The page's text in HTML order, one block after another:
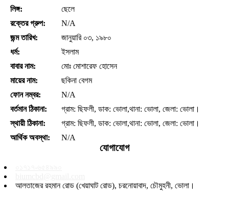
লিঙ্গ:
ছেলে
রক্তের গ্রুপ:
N/A
জন্ম তারিখ:
জানুয়ারি ০৩, ১৯৮০
ধর্ম:
ইসলাম
বাবার নাম:
মোঃ মোশারেফ হোসেন
মায়ের নাম:
ছকিনা বেগম
ফোন নম্বর:
N/A
বর্তমান ঠিকানা:
গ্রাম: ছিফলী, ডাক: ভোলা,থানা: ভোলা, জেলা: ভোলা।
স্থায়ী ঠিকানা:
গ্রাম: ছিফলী, ডাক: ভোলা,থানা: ভোলা, জেলা: ভোলা।
আর্থিক অবস্থা:
N/A
যোগাযোগ
আলতাজের রহমান রোড (খেয়াঘাট রোড), চরনোয়াবাদ, চৌমুহনী, ভোলা।